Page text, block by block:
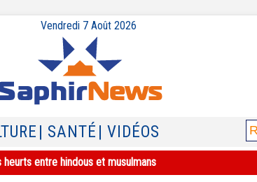
Vendredi 7 Août 2026
| SANTÉ | VIDÉOS
entre hindous et musulmans